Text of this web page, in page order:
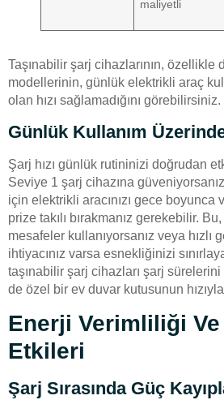
maliyetli
Taşınabilir şarj cihazlarının, özellikle
modellerinin, günlük elektrikli araç
olan hızı sağlamadığını görebilirsiniz.
Günlük Kullanım
Şarj hızı günlük rutininizi doğrudan
Seviye 1 şarj cihazına
için elektrikli aracınızı gece boyunca
prize takılı bırakmanız gerekebilir.
mesafeler kullanıyorsanız veya hızlı
ihtiyacınız varsa esnekliğinizi
taşınabilir şarj cihazları şarj
de özel bir ev duvar kutusunun
Enerji Verimliliği
Etkileri
Şarj Sırasında Güç